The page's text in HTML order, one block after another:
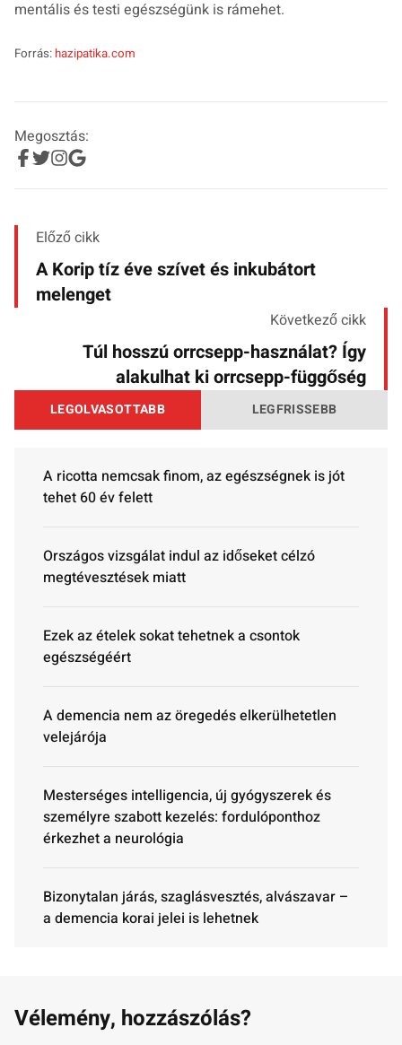
mentális és testi egészségünk is rámehet.
Forrás: hazipatika.com
Megosztás:
Előző cikk
A Korip tíz éve szívet és inkubátort
melenget
Következő cikk
Túl hosszú orrcsepp-használat? Így
alakulhat ki orrcsepp-függőség
LEGOLVASOTTABB LEGFRISSEBB
A ricotta nemcsak finom, az egészségnek is jót
tehet 60 év felett
Országos vizsgálat indul az időseket célzó
megtévesztések miatt
Ezek az ételek sokat tehetnek a csontok
egészségéért
A demencia nem az öregedés elkerülhetetlen
velejárója
Mesterséges intelligencia, új gyógyszerek és
személyre szabott kezelés: fordulóponthoz
érkezhet a neurológia
Bizonytalan járás, szaglásvesztés, alvászavar –
a demencia korai jelei is lehetnek
Vélemény, hozzászólás?